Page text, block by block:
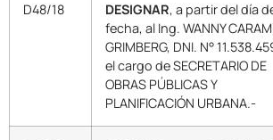
D48/18 DESIGNAR, a partir del día
fecha, al Ing. WANNY
GRIMBERG, DNI. N°
el cargo de SECRETARIO DE
OBRAS PÚBLICAS Y
PLANIFICACIÓN URBANA.-